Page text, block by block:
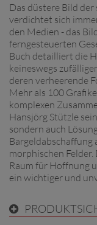
Das düstere Bild
verdichtet sich
den Medien - das
ferngesteuerten
Buch detailliert die
keineswegs
deren verheerende
Mehr als 100
komplexen
Hansjörg Stützle
sondern auch
Bargeldabschaffung
morphischen
Raum für Hoffnung
ein wichtiger und